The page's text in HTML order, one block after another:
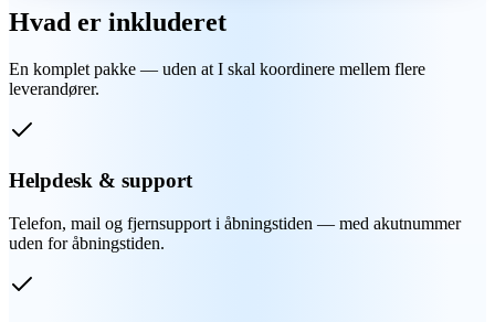
Hvad er inkluderet
En komplet pakke — uden at I skal koordinere mellem flere
leverandører.
Helpdesk & support
Telefon, mail og fjernsupport i åbningstiden — med akutnummer
uden for åbningstiden.